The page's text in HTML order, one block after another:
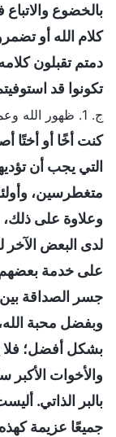
بالخضوع
كلام الله أو
دمتم تقبلون
تكونوا قد
ج. 1. ظهور الله وعمله. عن أداء كل شخص لوظيفته)
كنت أخًا أو أختًا
التي يجب أن
متغطرسين،
وعلاوة على
لدى البعض
على خدمة بعضهم
جسر الصداقة بين
وبفضل محبة
بشكل أفضل؛ فلا
والأخوات الأكبر
بالبر الذاتي.
جميعًا عزيمة